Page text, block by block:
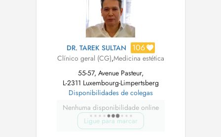
DR. TAREK SULTAN 106
Clínico geral (CG),Medicina estética
55-57, Avenue Pasteur,
L-2311 Luxembourg-Limpertsberg
Disponibilidades de colegas
Nenhuma disponibilidade online
Ligue para marcar